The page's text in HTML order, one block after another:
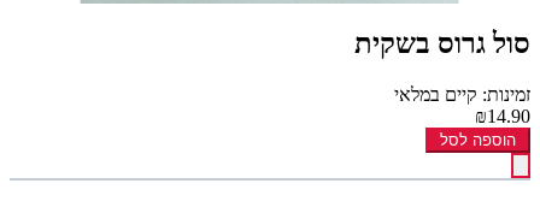
סול גרוס בשקית
זמינות: קיים במלאי
₪14.90
הוספה לסל